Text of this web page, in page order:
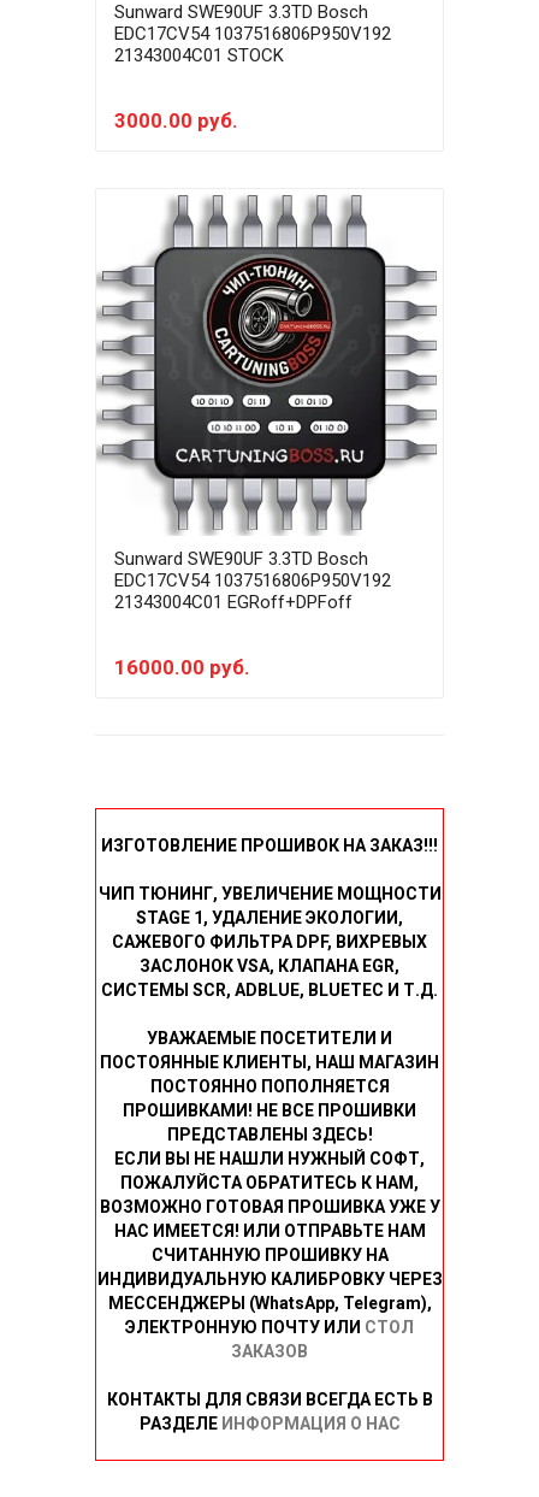
Sunward SWE90UF 3.3TD Bosch
EDC17CV54 1037516806P950V192
21343004C01 STOCK
3000.00 руб.
Sunward SWE90UF 3.3TD Bosch
EDC17CV54 1037516806P950V192
21343004C01 EGRoff+DPFoff
16000.00 руб.
ИЗГОТОВЛЕНИЕ ПРОШИВОК НА ЗАКАЗ!!!
ЧИП ТЮНИНГ, УВЕЛИЧЕНИЕ МОЩНОСТИ
STAGE 1, УДАЛЕНИЕ ЭКОЛОГИИ,
САЖЕВОГО ФИЛЬТРА DPF, ВИХРЕВЫХ
ЗАСЛОНОК VSA, КЛАПАНА EGR,
СИСТЕМЫ SCR, ADBLUE, BLUETEC И Т.Д.
УВАЖАЕМЫЕ ПОСЕТИТЕЛИ И
ПОСТОЯННЫЕ КЛИЕНТЫ, НАШ МАГАЗИН
ПОСТОЯННО ПОПОЛНЯЕТСЯ
ПРОШИВКАМИ! НЕ ВСЕ ПРОШИВКИ
ПРЕДСТАВЛЕНЫ ЗДЕСЬ!
ЕСЛИ ВЫ НЕ НАШЛИ НУЖНЫЙ СОФТ,
ПОЖАЛУЙСТА ОБРАТИТЕСЬ К НАМ,
ВОЗМОЖНО ГОТОВАЯ ПРОШИВКА УЖЕ У
НАС ИМЕЕТСЯ! ИЛИ ОТПРАВЬТЕ НАМ
СЧИТАННУЮ ПРОШИВКУ НА
ИНДИВИДУАЛЬНУЮ КАЛИБРОВКУ ЧЕРЕЗ
МЕССЕНДЖЕРЫ (WhatsApp, Telegram),
ЭЛЕКТРОННУЮ ПОЧТУ ИЛИ СТОЛ
ЗАКАЗОВ
КОНТАКТЫ ДЛЯ СВЯЗИ ВСЕГДА ЕСТЬ В
РАЗДЕЛЕ ИНФОРМАЦИЯ О НАС